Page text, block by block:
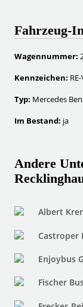
Fahrzeug-
Wagennummer:
Kennzeichen:
Typ: Mercedes
Im Bestand: ja
Andere
Albert
Castroper
Enjoybus
Fischer